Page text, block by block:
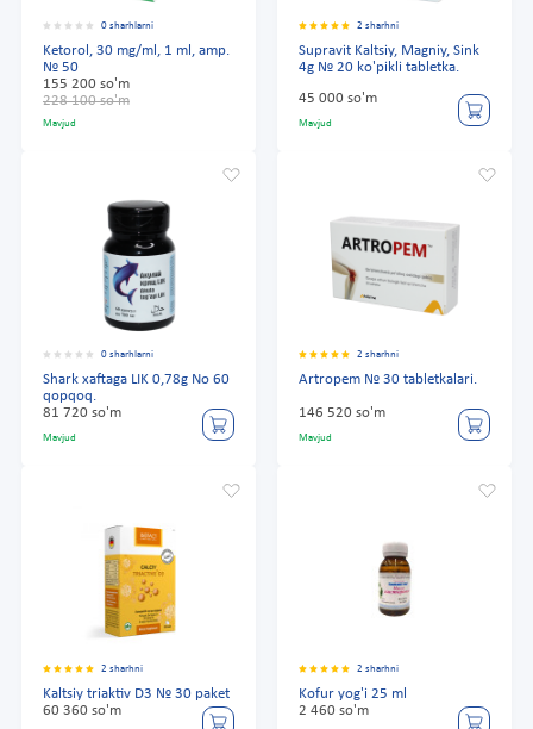
0 sharhlarni
Ketorol, 30 mg/ml, 1 ml, amp.
№ 50
155 200 so'm
228 100 so'm
Mavjud
2 sharhni
Supravit Kaltsiy, Magniy, Sink
4g № 20 ko'pikli tabletka.
45 000 so'm
Mavjud
0 sharhlarni
Shark xaftaga LIK 0,78g No 60
qopqoq.
81 720 so'm
Mavjud
2 sharhni
Artropem № 30 tabletkalari.
146 520 so'm
Mavjud
2 sharhni
Kaltsiy triaktiv D3 № 30 paket
60 360 so'm
2 sharhni
Kofur yog'i 25 ml
2 460 so'm